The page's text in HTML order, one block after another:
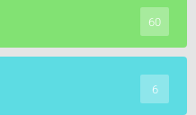
60
6